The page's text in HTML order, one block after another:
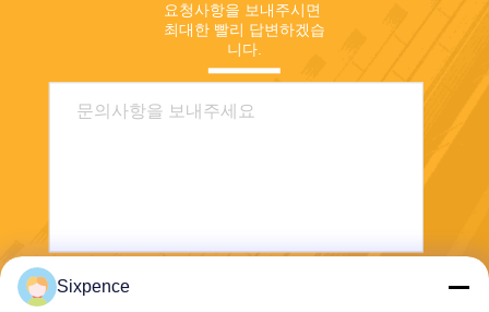
요청사항을 보내주시면
최대한 빨리 답변하겠습
니다.
Sixpence